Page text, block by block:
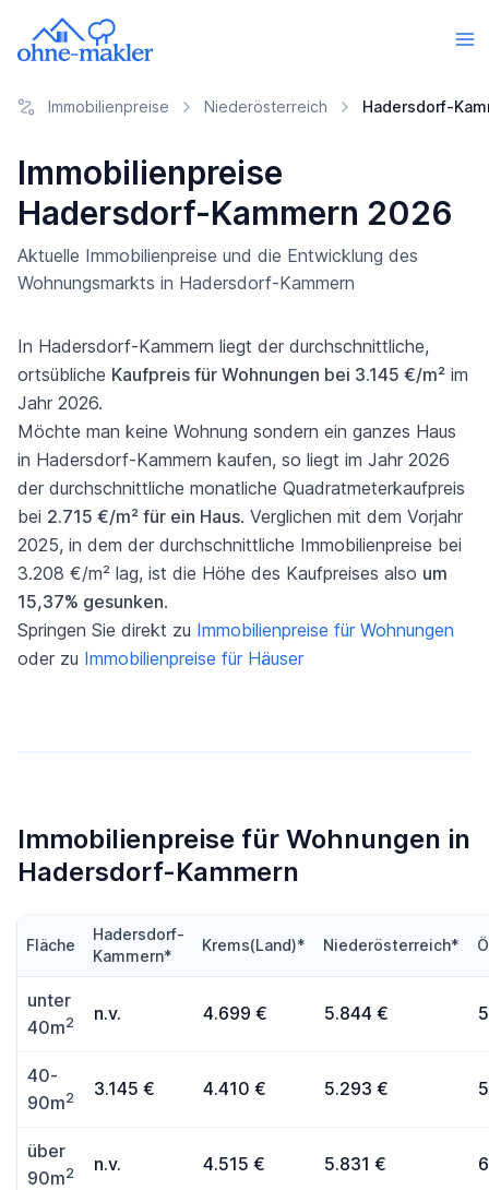
Immobilienpreise Niederösterreich Hadersdorf-
Immobilienpreise
Hadersdorf-Kammern 2026
Aktuelle Immobilienpreise und die Entwicklung des
Wohnungsmarkts in Hadersdorf-Kammern
In Hadersdorf-Kammern liegt der durchschnittliche,
ortsübliche Kaufpreis für Wohnungen bei 3.145 €/m² im
Jahr 2026.
Möchte man keine Wohnung sondern ein ganzes Haus
in Hadersdorf-Kammern kaufen, so liegt im Jahr 2026
der durchschnittliche monatliche Quadratmeterkaufpreis
bei 2.715 €/m² für ein Haus. Verglichen mit dem Vorjahr
2025, in dem der durchschnittliche Immobilienpreise bei
3.208 €/m² lag, ist die Höhe des Kaufpreises also um
15,37% gesunken.
Springen Sie direkt zu Immobilienpreise für Wohnungen
oder zu Immobilienpreise für Häuser
Immobilienpreise für Wohnungen in
Hadersdorf-Kammern
Fläche
Hadersdorf-
Kammern*
Krems(Land)* Niederösterreich*
unter
40m2 n.v. 4.699 € 5.844 €
40-
90m2 3.145 € 4.410 € 5.293 €
über
90m2 n.v. 4.515 € 5.831 €